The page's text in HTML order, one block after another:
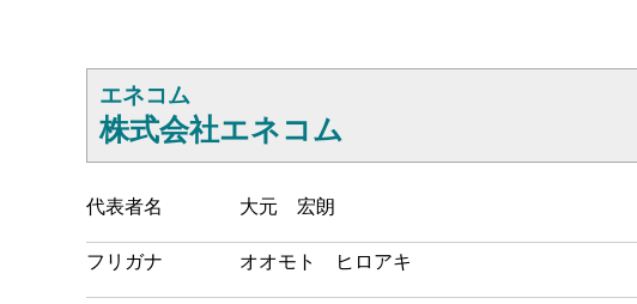
エネコム
株式会社エネコム
代表者名 大元 宏朗
フリガナ オオモト ヒロアキ